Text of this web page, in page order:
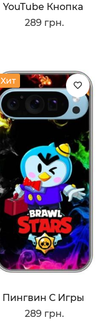
YouTube Кнопка
289 грн.
Хит
Пингвин С Игры
289 грн.